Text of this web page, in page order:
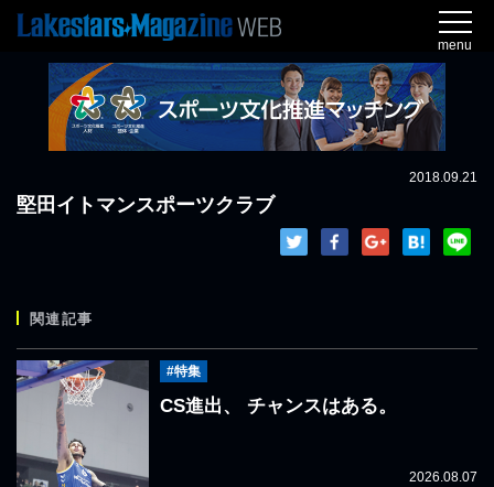
menu
2018.09.21
堅田イトマンスポーツクラブ
関連記事
#特集
CS進出、 チャンスはある。
2026.08.07